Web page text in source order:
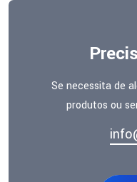
Se necessita de
produtos ou